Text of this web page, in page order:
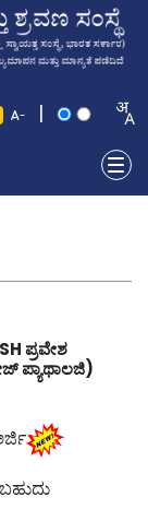
- |
ಪ್ರವೇಶ
ಪ್ಯಾಥಾಲಜಿ)